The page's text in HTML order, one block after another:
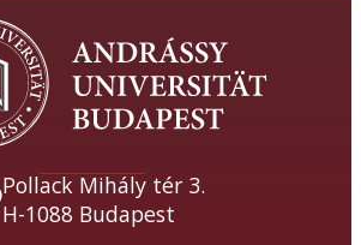
Pollack Mihály tér 3.
H-1088 Budapest